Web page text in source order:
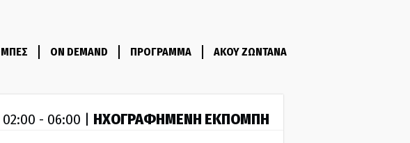
ON DEMAND ΠΡΟΓΡΑΜΜΑ ΑΚΟΥ ΖΩΝΤΑΝΑ
02:00 - 06:00 | ΗΧΟΓΡΑΦΗΜΕΝΗ ΕΚΠΟΜΠΗ